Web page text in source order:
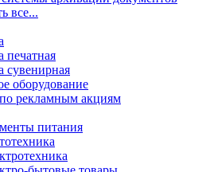
все...
печатная
сувенирная
оборудование
рекламным акциям
питания